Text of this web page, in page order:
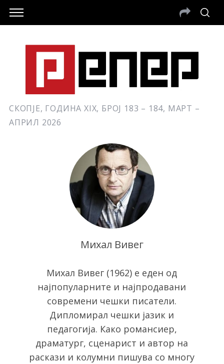
СКОПЈЕ, ГОДИНА XIX, БРОЈ 183 – 184, МАРТ –
АПРИЛ 2026
Михал Вивег
Михал Вивег (1962) е еден од
најпопуларните и најпродавани
современи чешки писатели.
Дипломирал чешки јазик и
педагогија. Како романсиер,
драматург, сценарист и автор на
раскази и колумни пишува со многу